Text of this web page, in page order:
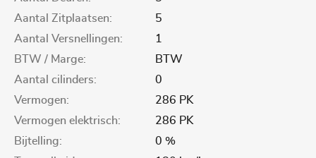
Aantal Zitplaatsen:
5
Aantal Versnellingen:
1
BTW / Marge:
BTW
Aantal cilinders:
0
Vermogen:
286 PK
Vermogen elektrisch:
286 PK
Bijtelling:
0 %